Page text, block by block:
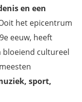
en een
het epicentrum
eeuw, heeft
bloeiend cultureel
sport,